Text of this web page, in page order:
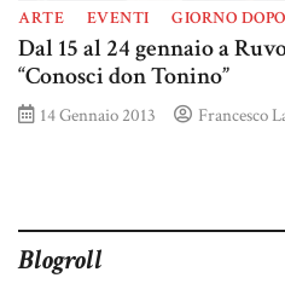
ARTE EVENTI GIORNO
Dal 15 al 24 gennaio a
“Conosci don Tonino”
14 Gennaio 2013 Francesco
Blogroll